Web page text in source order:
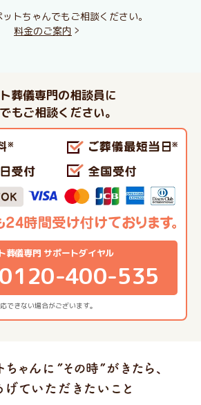
トちゃんでもご相談ください。
料金のご案内
葬儀専門の相談員に
もご相談ください。
できない場合がございます。
葬儀専門 サポートダイヤル
0120-400-535